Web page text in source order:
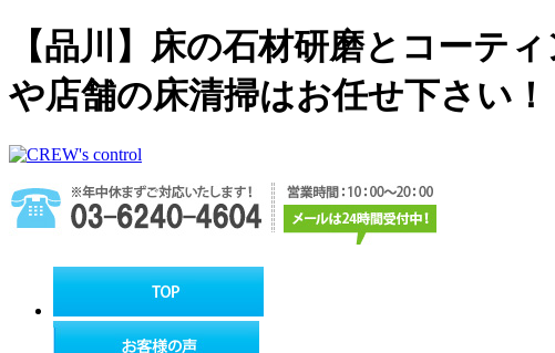
【品川】床の石材研磨とコーテ
や店舗の床清掃はお任せ下さい！